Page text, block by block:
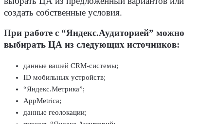
создать собственные условия.
При работе с “Яндекс.Аудиторией” можно
выбирать ЦА из следующих источников:
данные вашей CRM-системы;
ID мобильных устройств;
“Яндекс.Метрика”;
AppMetrica;
данные геолокации;